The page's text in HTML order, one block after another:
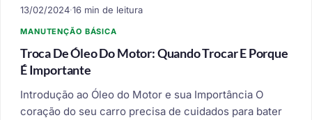
13/02/2024·16 min de leitura
MANUTENÇÃO BÁSICA
Troca De Óleo Do Motor: Quando Trocar E Porque
É Importante
Introdução ao Óleo do Motor e sua Importância O
coração do seu carro precisa de cuidados para bater